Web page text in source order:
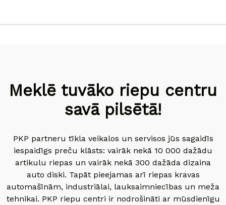
Meklē tuvāko riepu centru
savā pilsētā!
PKP partneru tīkla veikalos un servisos jūs sagaidīs
iespaidīgs preču klāsts: vairāk nekā 10 000 dažādu
artikulu riepas un vairāk nekā 300 dažāda dizaina
auto diski. Tapāt pieejamas arī riepas kravas
automašīnām, industriālai, lauksaimniecības un meža
tehnikai. PKP riepu centri ir nodrošināti ar mūsdienīgu